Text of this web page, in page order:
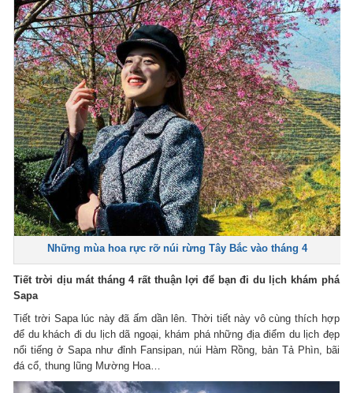
Những mùa hoa rực rỡ núi rừng Tây Bắc vào tháng 4
Tiết trời dịu mát tháng 4 rất thuận lợi để bạn đi du lịch khám phá
Sapa
Tiết trời Sapa lúc này đã ấm dần lên. Thời tiết này vô cùng thích hợp
để du khách đi du lịch dã ngoại, khám phá những địa điểm du lịch đẹp
nổi tiếng ở Sapa như đỉnh Fansipan, núi Hàm Rồng, bản Tả Phìn, bãi
đá cổ, thung lũng Mường Hoa…